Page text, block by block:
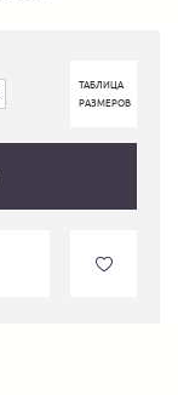
ТАБЛИЦА
РАЗМЕРОВ